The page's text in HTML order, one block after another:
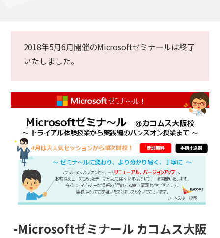
2018年5月6月開催のMicrosoftゼミナールは終了
いたしました。
-Microsoftゼミナール カコムス大阪